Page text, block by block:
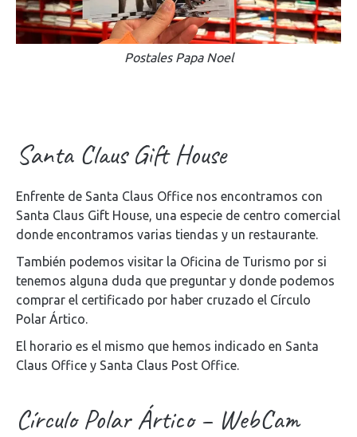
Postales Papa Noel
Santa Claus Gift House
Enfrente de Santa Claus Office nos encontramos con
Santa Claus Gift House, una especie de centro comercial
donde encontramos varias tiendas y un restaurante.
También podemos visitar la Oficina de Turismo por si
tenemos alguna duda que preguntar y donde podemos
comprar el certificado por haber cruzado el Círculo
Polar Ártico.
El horario es el mismo que hemos indicado en Santa
Claus Office y Santa Claus Post Office.
Círculo Polar Ártico – WebCam